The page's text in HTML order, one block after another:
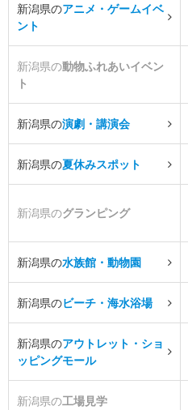
新潟県のアニメ・ゲームイベ
ント
新潟県の動物ふれあいイベン
ト
新潟県の演劇・講演会
新潟県の夏休みスポット
新潟県のグランピング
新潟県の水族館・動物園
新潟県のビーチ・海水浴場
新潟県のアウトレット・ショ
ッピングモール
新潟県の工場見学